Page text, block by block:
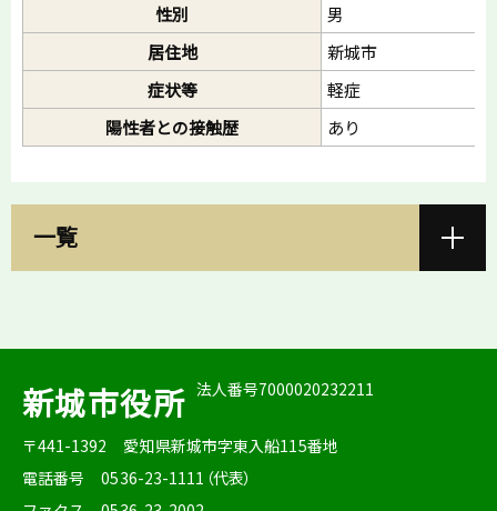
性別
男
居住地
新城市
症状等
軽症
陽性者との接触歴
あり
一覧
新城市役所 法人番号7000020232211
〒441-1392
愛知県新城市字東入船115番地
電話番号
0536-23-1111（代表）